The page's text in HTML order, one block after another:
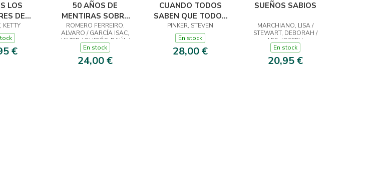
LOS
DE
KETTY
€
50 AÑOS DE
MENTIRAS SOBRE
FRANCISCO
FRANCO
ROMERO FERREIRO,
ALVARO / GARCÍA ISAC,
JAVIER / QUIRÓS, RAÚL /
PIÑEIRO MACEIRAS, JOSÉ /
ARCAS, JAVIER / PIÑAR,
BLAS / MARIQUE, JOSÉ
En stock
24,00 €
CUANDO TODOS
SABEN QUE TODOS
LO SABEN...
PINKER, STEVEN
En stock
28,00 €
SUEÑOS SABIOS
MARCHIANO, LISA /
STEWART, DEBORAH /
LEE, JOSEPH
En stock
20,95 €